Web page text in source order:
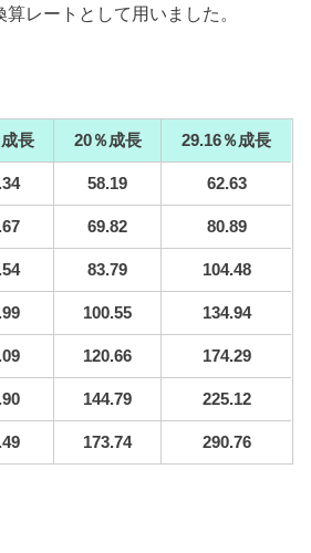
レートとして用いました。
長 20％成長 29.16％成長
58.19 62.63
69.82 80.89
83.79 104.48
100.55 134.94
120.66 174.29
144.79 225.12
173.74 290.76